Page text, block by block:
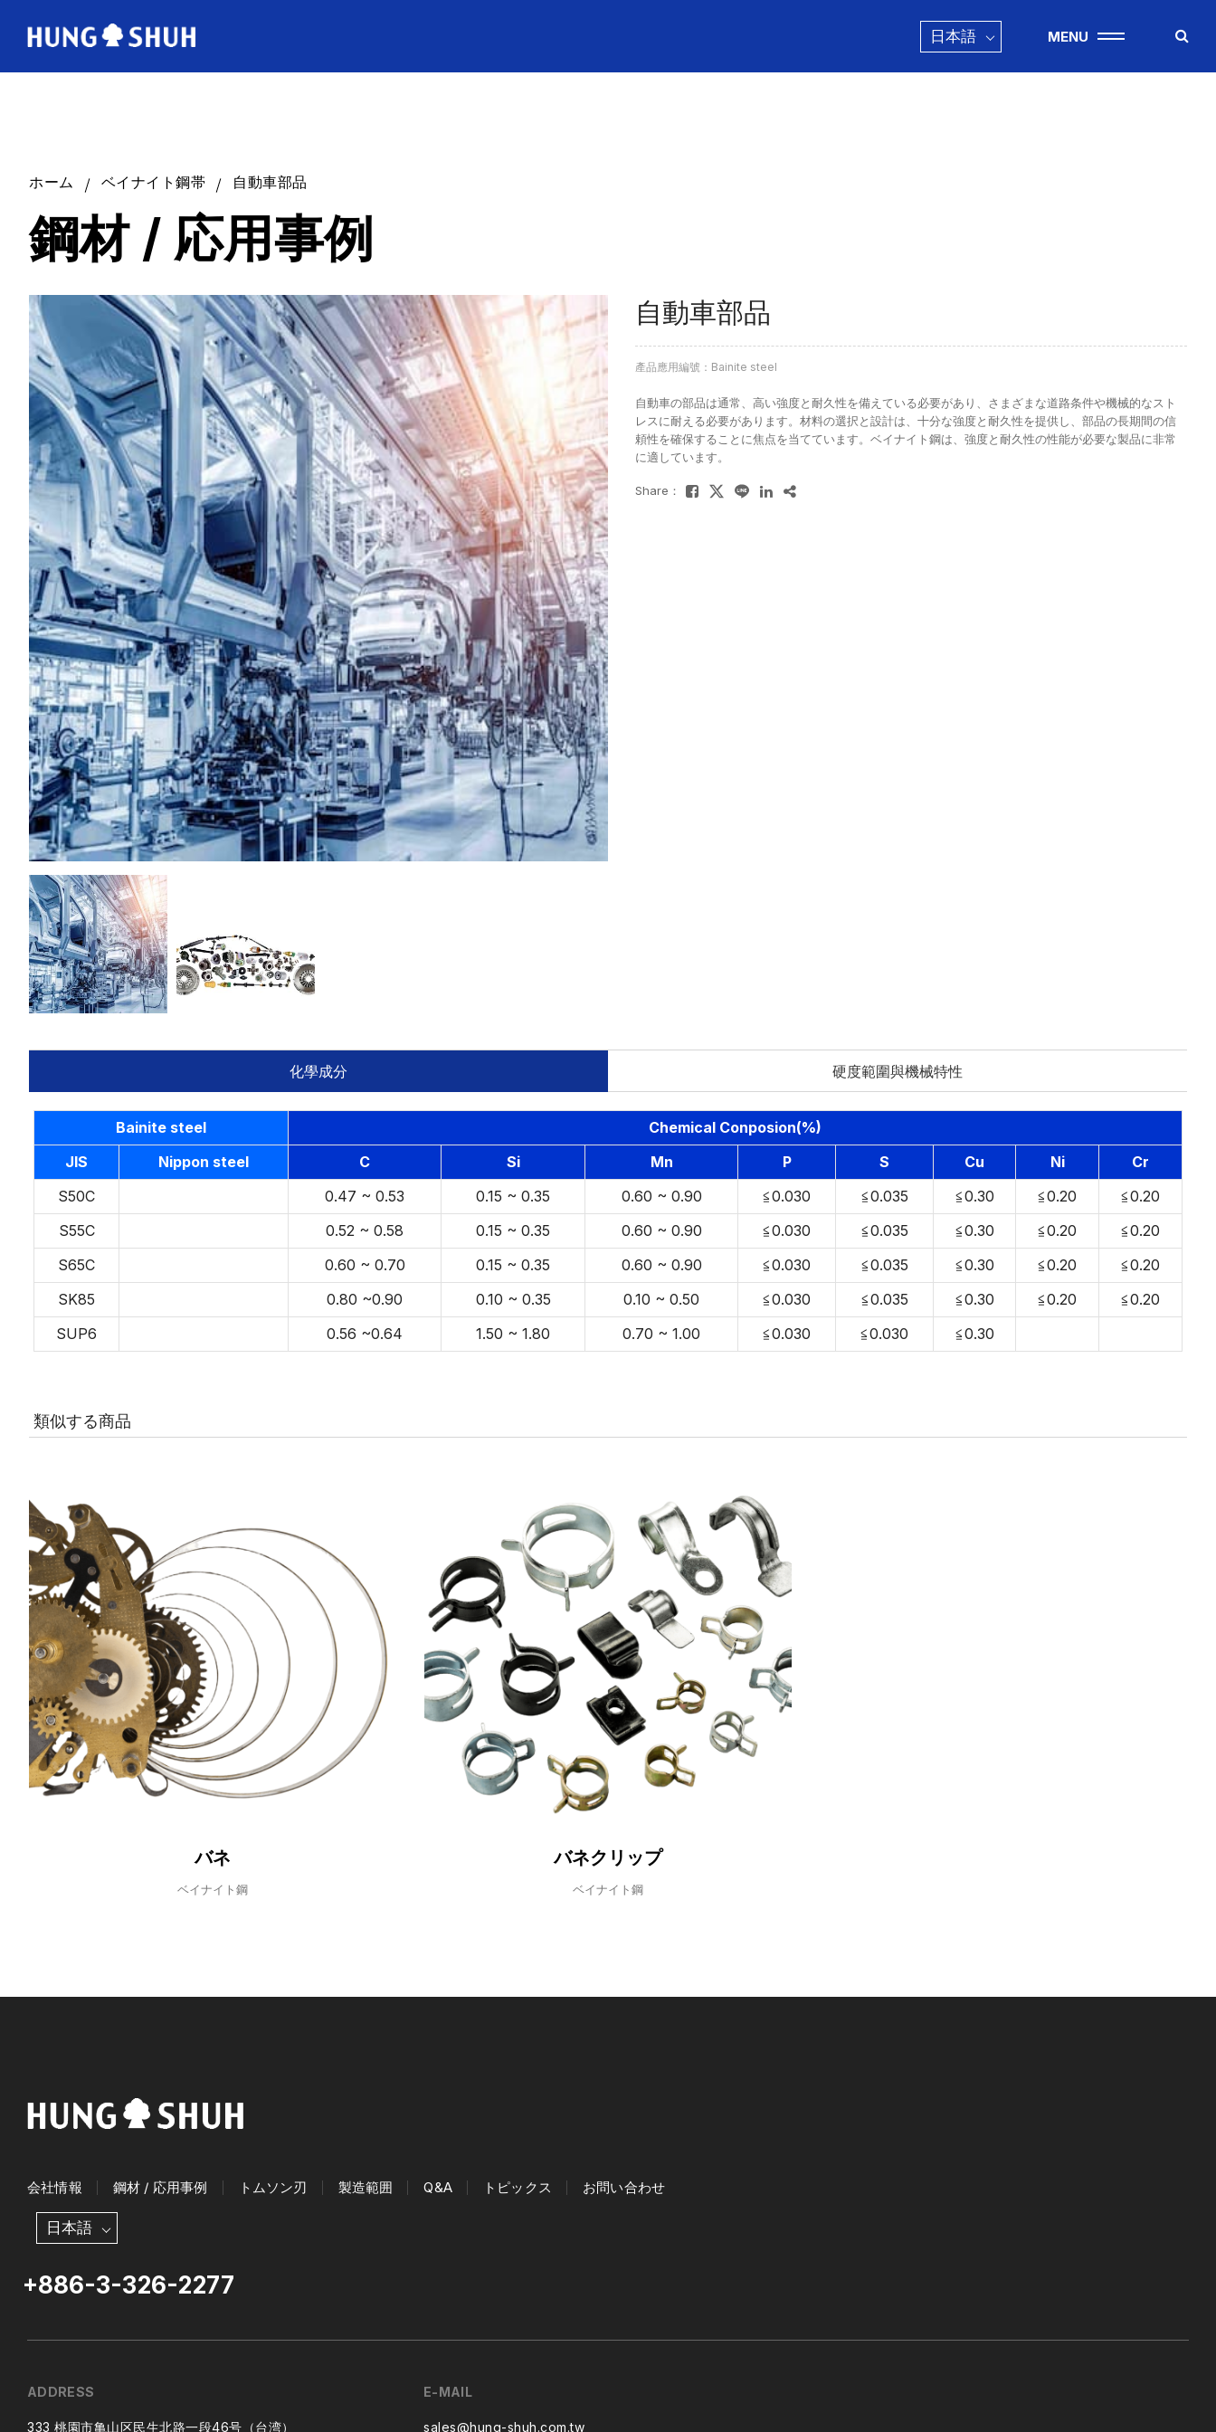
日本語 MENU
ホーム ベイナイト鋼帯 自動車部品
鋼材 / 応用事例
自動車部品
產品應用編號：Bainite steel
自動車の部品は通常、高い強度と耐久性を備えている必要があり、さまざまな道路条件や機械的なスト
レスに耐える必要があります。材料の選択と設計は、十分な強度と耐久性を提供し、部品の長期間の信
頼性を確保することに焦点を当てています。ベイナイト鋼は、強度と耐久性の性能が必要な製品に非常
に適しています。
Share：
化學成分 硬度範圍與機械特性
Bainite steel
Chemical Conposion(%)
JIS
Nippon steel C Si Mn P S Cu Ni
Cr
S50C
0.47 ~ 0.53 0.15 ~ 0.35 0.60 ~ 0.90 ≦0.030 ≦0.035 ≦0.30 ≦0.20
≦0.20
S55C
0.52 ~ 0.58 0.15 ~ 0.35 0.60 ~ 0.90 ≦0.030 ≦0.035 ≦0.30 ≦0.20
≦0.20
S65C
0.60 ~ 0.70 0.15 ~ 0.35 0.60 ~ 0.90 ≦0.030 ≦0.035 ≦0.30 ≦0.20
≦0.20
SK85
0.80 ~0.90 0.10 ~ 0.35 0.10 ~ 0.50 ≦0.030 ≦0.035 ≦0.30 ≦0.20
≦0.20
SUP6
0.56 ~0.64 1.50 ~ 1.80 0.70 ~ 1.00 ≦0.030 ≦0.030 ≦0.30
類似する商品
バネ
ベイナイト鋼
バネクリップ
ベイナイト鋼
会社情報 鋼材 / 応用事例 トムソン刃 製造範囲 Q&A トピックス お問い合わせ
日本語
+886-3-326-2277
ADDRESS
333 桃園市亀山区民生北路一段46号（台湾）
E-MAIL
sales@hung-shuh.com.tw
製造範囲 TECHNOLOGY
Q&A FAQ
お問い合わせ CONTACT